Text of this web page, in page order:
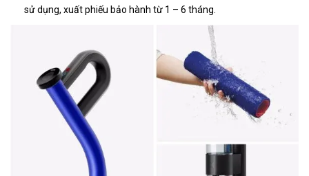
sử dụng, xuất phiếu bảo hành từ 1 – 6 tháng.